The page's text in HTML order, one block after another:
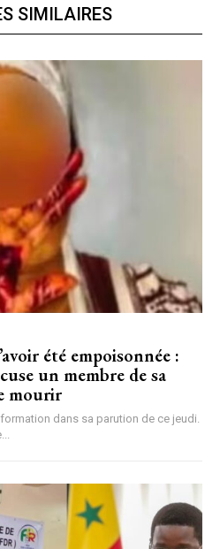
SIMILAIRES
été empoisonnée :
un membre de sa
mourir
dans sa parution de ce jeudi.